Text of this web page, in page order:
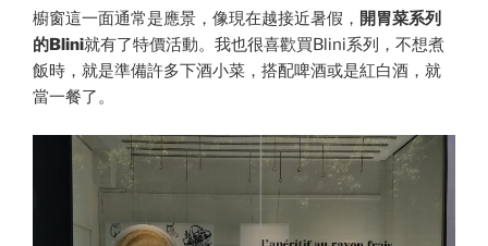
櫥窗這一面通常是應景，像現在越接近暑假， 開胃菜系列
的Blini就有了特價活動。我也很喜歡買Blini系列，不想煮
飯時，就是準備許多下酒小菜，搭配啤酒或是紅白酒，就
當一餐了。